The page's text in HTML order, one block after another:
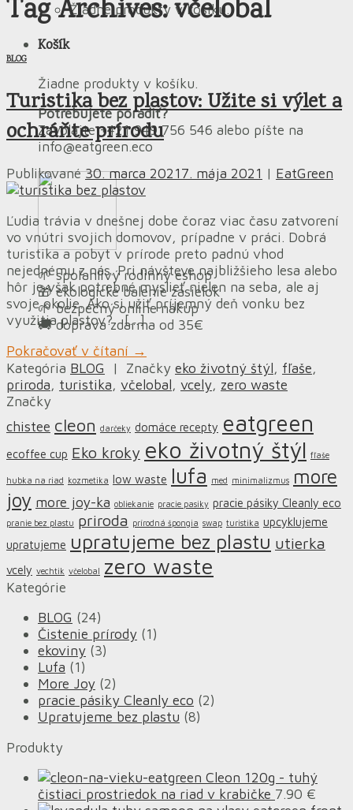
Žiadne produkty v košíku.
Košík
Žiadne produkty v košíku.
Potrebujete poradiť?
Zavolajte +421 949 756 546 alebo píšte na
info@eatgreen.eco
🌱 spoľahlivý rodinný eshop
🎁 ekologické balenie zásielok
🌱 bezpečný online nákup
🚚 doprava zdarma od 35€
Tag Archives:včelobal
BLOG
Turistika bez plastov: Užite si výlet a
ochráňte prírodu
Publikované30. marca 20217. mája 2021 | EatGreen
Ľudia trávia v dnešnej dobe čoraz viac času zatvorení
vo vnútri svojich domovov, prípadne v práci. Dobrá
turistika a pobyt v prírode preto padnú vhod
nejednému z nás. Pri návšteve najbližšieho lesa alebo
hôr je však potrebné myslieť nielen na seba, ale aj
svoje okolie. Ako si užiť príjemný deň vonku bez
využitia plastov? […]
Pokračovať v čítaní →
Kategória BLOG | Značky eko životný štýl, fľaše,
priroda, turistika, včelobal, vcely, zero waste
Značky
chistee cleon darčeky domáce recepty eatgreen
ecoffee cup Eko kroky eko životný štýl fľaše
hubka na riad kozmetika low waste lufa med minimalizmus more
joy more joy-ka obliekanie pracie pasiky pracie pásiky Cleanly eco
pranie bez plastu priroda prírodná špongia swap turistika upcyklujeme
upratujeme upratujeme bez plastu utierka
vcely vechtik včelobal zero waste
Kategórie
BLOG (24)
Čistenie prírody (1)
ekoviny (3)
Lufa (1)
More Joy (2)
pracie pásiky Cleanly eco (2)
Upratujeme bez plastu (8)
Produkty
Cleon 120g - tuhý
čistiaci prostriedok na riad v krabičke 7.90 €